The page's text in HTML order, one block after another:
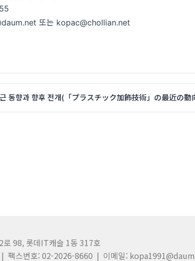
또는 kopac@chollian.net
로 98, 롯데IT캐슬 1동 317호
팩스번호: 02-2026-8660 | 이메일: